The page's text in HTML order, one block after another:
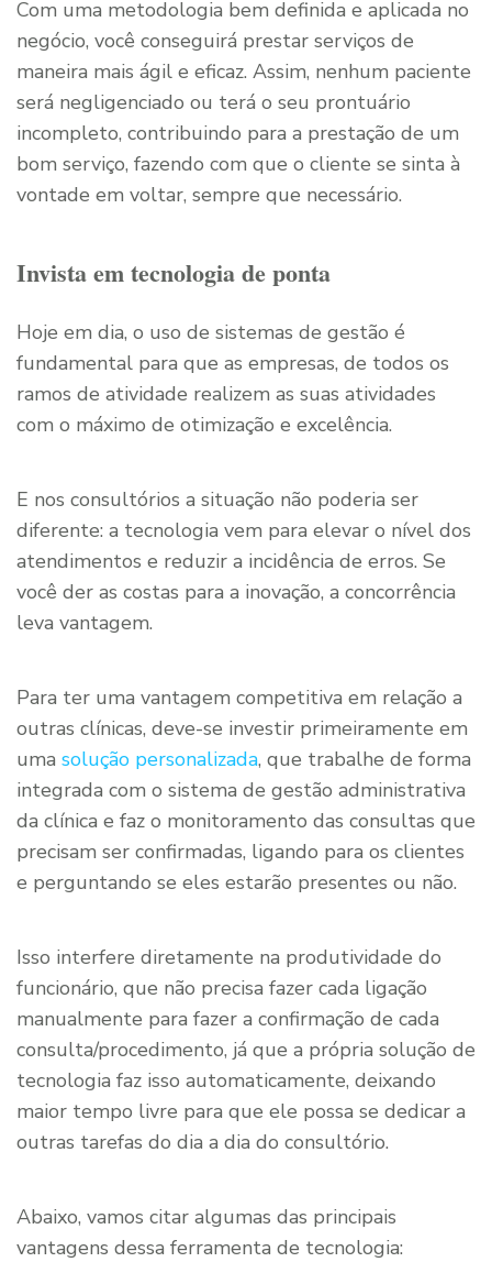
Com uma metodologia bem definida e aplicada no
negócio, você conseguirá prestar serviços de
maneira mais ágil e eficaz. Assim, nenhum paciente
será negligenciado ou terá o seu prontuário
incompleto, contribuindo para a prestação de um
bom serviço, fazendo com que o cliente se sinta à
vontade em voltar, sempre que necessário.
Invista em tecnologia de ponta
Hoje em dia, o uso de sistemas de gestão é
fundamental para que as empresas, de todos os
ramos de atividade realizem as suas atividades
com o máximo de otimização e excelência.
E nos consultórios a situação não poderia ser
diferente: a tecnologia vem para elevar o nível dos
atendimentos e reduzir a incidência de erros. Se
você der as costas para a inovação, a concorrência
leva vantagem.
Para ter uma vantagem competitiva em relação a
outras clínicas, deve-se investir primeiramente em
uma solução personalizada, que trabalhe de forma
integrada com o sistema de gestão administrativa
da clínica e faz o monitoramento das consultas que
precisam ser confirmadas, ligando para os clientes
e perguntando se eles estarão presentes ou não.
Isso interfere diretamente na produtividade do
funcionário, que não precisa fazer cada ligação
manualmente para fazer a confirmação de cada
consulta/procedimento, já que a própria solução de
tecnologia faz isso automaticamente, deixando
maior tempo livre para que ele possa se dedicar a
outras tarefas do dia a dia do consultório.
Abaixo, vamos citar algumas das principais
vantagens dessa ferramenta de tecnologia: